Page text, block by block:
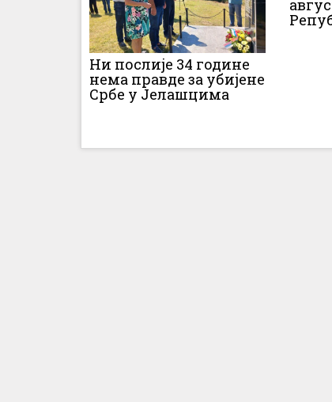
Ни послије 34 године
нема правде за убијене
Србе у Јелашцима